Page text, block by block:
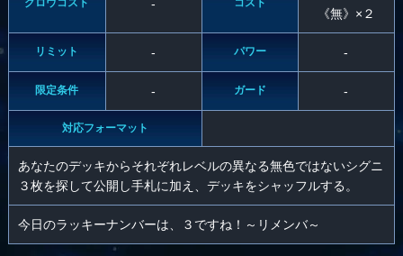
グロウコスト - コスト
《無》×２
リミット - パワー -
限定条件 - ガード -
対応フォーマット
あなたのデッキからそれぞれレベルの異なる無色ではないシグニ
３枚を探して公開し手札に加え、デッキをシャッフルする。
今日のラッキーナンバーは、３ですね！～リメンバ～